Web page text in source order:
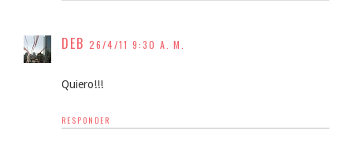
DEB 26/4/11 9:30 A. M.
Quiero!!!
RESPONDER